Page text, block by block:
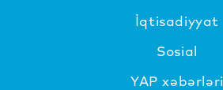
İqtisadiyyat
Sosial
YAP xəbərləri